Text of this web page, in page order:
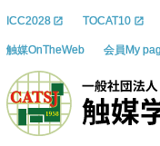
ICC2028 TOCAT10
触媒OnTheWeb 会員My